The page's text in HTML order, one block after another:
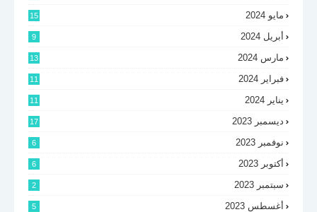
مايو 2024 15
أبريل 2024 9
مارس 2024 13
فبراير 2024 11
يناير 2024 11
ديسمبر 2023 17
نوفمبر 2023 6
أكتوبر 2023 6
سبتمبر 2023 2
أغسطس 2023 5